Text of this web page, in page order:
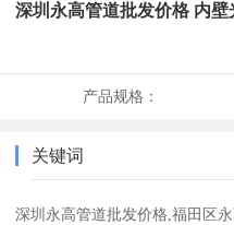
深圳永高管道批发价格 内
产品规格：
关键词
深圳永高管道批发价格,福田区